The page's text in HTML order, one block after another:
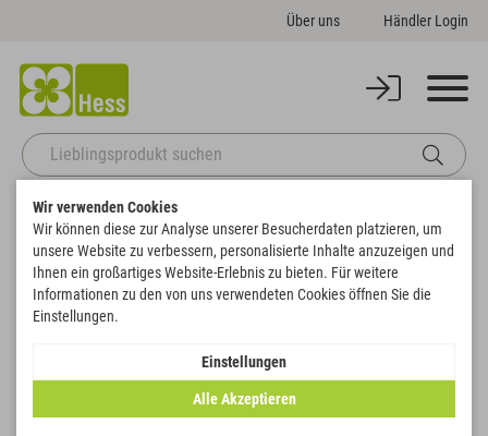
Über uns Händler Login
Startseite Gefäße Pflanzschalen
Zurück zur Artikelübersicht
Wir verwenden Cookies
Wir können diese zur Analyse unserer Besucherdaten platzieren, um
unsere Website zu verbessern, personalisierte Inhalte anzuzeigen und
Ihnen ein großartiges Website-Erlebnis zu bieten. Für weitere
Informationen zu den von uns verwendeten Cookies öffnen Sie die
Einstellungen.
Einstellungen
Alle Akzeptieren